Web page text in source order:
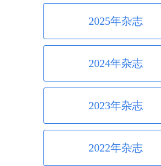
2024年杂志
2022年杂志
2023年杂志
2025年杂志